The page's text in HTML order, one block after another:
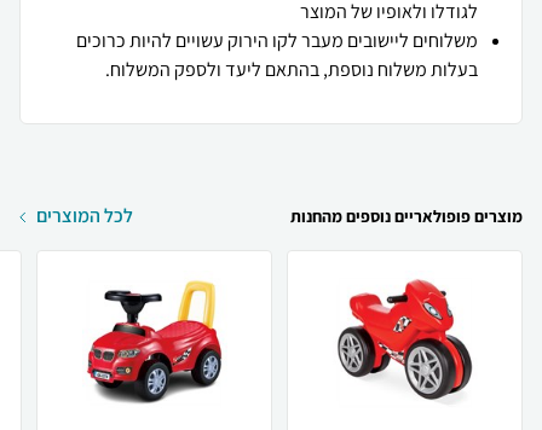
לגודלו ולאופיו של המוצר
משלוחים ליישובים מעבר לקו הירוק עשויים להיות כרוכים
בעלות משלוח נוספת, בהתאם ליעד ולספק המשלוח.
מוצרים פופולאריים נוספים מהחנות לכל המוצרים